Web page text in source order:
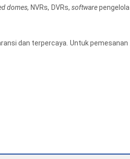
domes, NVRs, DVRs, software
dan terpercaya. Untuk